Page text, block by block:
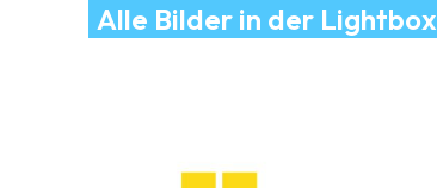
Alle Bilder in der Lightbox